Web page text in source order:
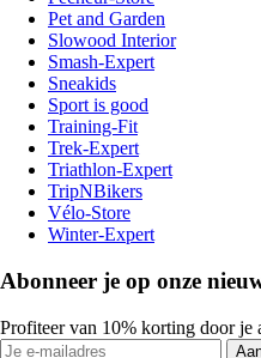
Pet and Garden
Slowood Interior
Smash-Expert
Sneakids
Sport is good
Training-Fit
Trek-Expert
Triathlon-Expert
TripNBikers
Vélo-Store
Winter-Expert
Abonneer je op onze
Profiteer van 10% korting door je